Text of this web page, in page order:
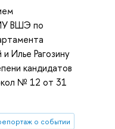
ВШЭ по
Илье Рагозину
кандидатов
№ 12 от 31
о событии